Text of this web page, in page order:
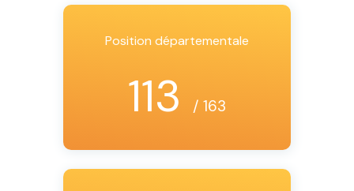
Position départementale
113 / 163